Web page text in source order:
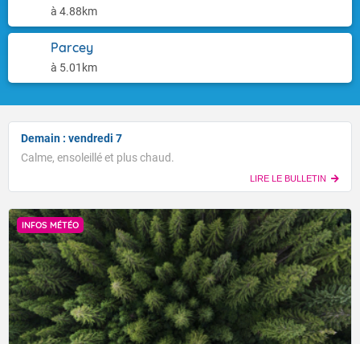
à 4.88km
Parcey
à 5.01km
Demain : vendredi 7
Calme, ensoleillé et plus chaud.
LIRE LE BULLETIN
INFOS MÉTÉO